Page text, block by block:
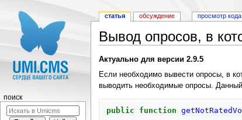
Вывод опросов, в
Актуально для версии 2.9.5
Если необходимо вывести опросы, в
выводить необходимые опросы.
public function
статья обсуждение просмотр кода
поиск